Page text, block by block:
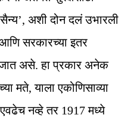
अशी दोन दलं उभारली
सरकारच्या इतर
असे. हा प्रकार अनेक
मते, याला एकोणिसाव्या
नव्हे तर 1917 मध्ये